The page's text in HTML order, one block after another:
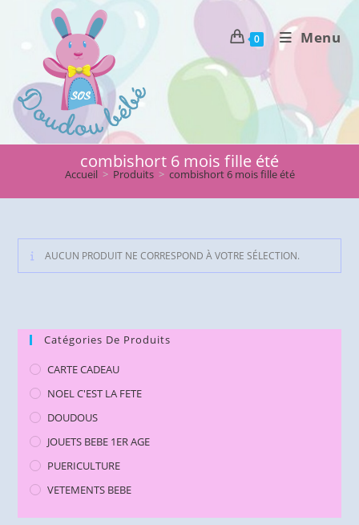
0 Menu
combishort 6 mois fille été
Accueil > Produits > combishort 6 mois fille été
AUCUN PRODUIT NE CORRESPOND À VOTRE SÉLECTION.
Catégories De Produits
CARTE CADEAU
NOEL C'EST LA FETE
DOUDOUS
JOUETS BEBE 1ER AGE
PUERICULTURE
VETEMENTS BEBE